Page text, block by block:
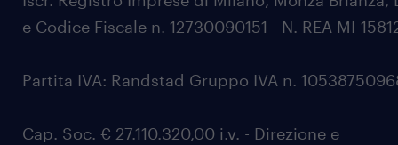
e Codice Fiscale n. 12730090151 - N. REA MI-
Partita IVA: Randstad Gruppo IVA n.
Cap. Soc. € 27.110.320,00 i.v. - Direzione e